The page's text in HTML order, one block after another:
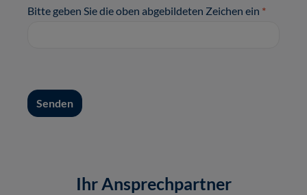
Bitte geben Sie die oben abgebildeten Zeichen ein *
Senden
Ihr Ansprechpartner